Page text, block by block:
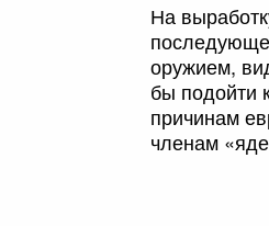
На
оружием,
бы подойти
причинам
членам